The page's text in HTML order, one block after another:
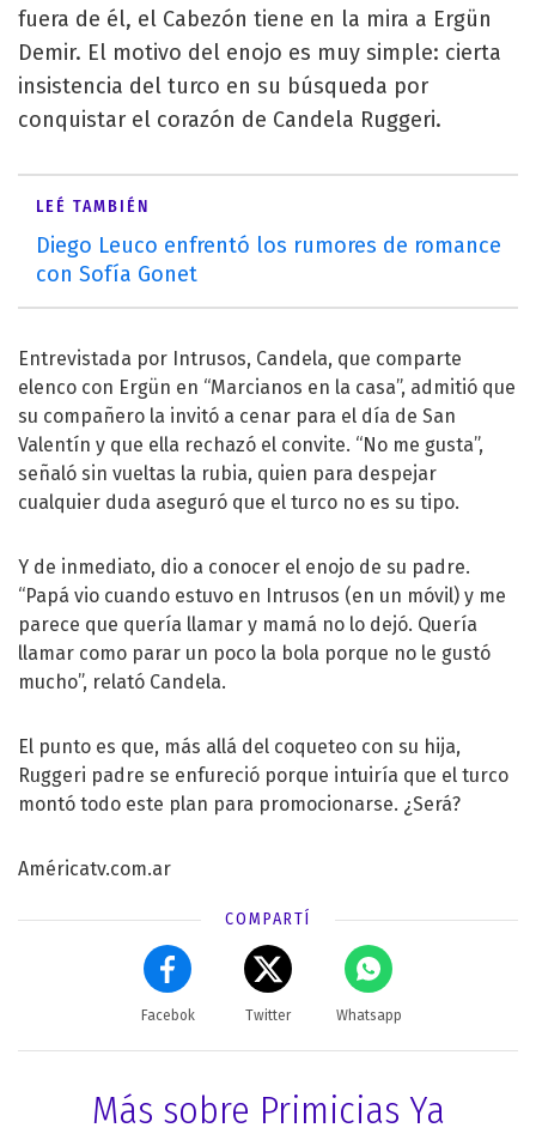
fuera de él, el Cabezón tiene en la mira a Ergün
Demir. El motivo del enojo es muy simple: cierta
insistencia del turco en su búsqueda por
conquistar el corazón de Candela Ruggeri.
LEÉ TAMBIÉN
Diego Leuco enfrentó los rumores de romance
con Sofía Gonet
Entrevistada por Intrusos, Candela, que comparte
elenco con Ergün en “Marcianos en la casa”, admitió que
su compañero la invitó a cenar para el día de San
Valentín y que ella rechazó el convite. “No me gusta”,
señaló sin vueltas la rubia, quien para despejar
cualquier duda aseguró que el turco no es su tipo.
Y de inmediato, dio a conocer el enojo de su padre.
“Papá vio cuando estuvo en Intrusos (en un móvil) y me
parece que quería llamar y mamá no lo dejó. Quería
llamar como parar un poco la bola porque no le gustó
mucho”, relató Candela.
El punto es que, más allá del coqueteo con su hija,
Ruggeri padre se enfureció porque intuiría que el turco
montó todo este plan para promocionarse. ¿Será?
Américatv.com.ar
COMPARTÍ
Facebok Twitter Whatsapp
Más sobre Primicias Ya